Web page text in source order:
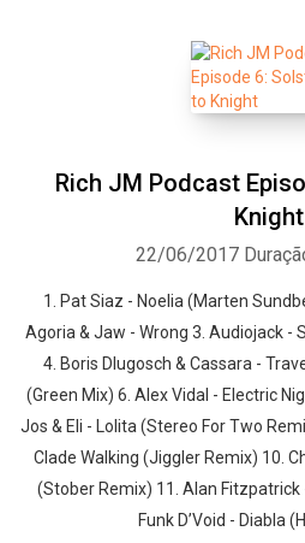
Rich JM Podcast
Knight
22/06/2017
1. Pat Siaz - Noelia (Marten
Agoria & Jaw - Wrong 3. Audiojack -
4. Boris Dlugosch & Cassara -
(Green Mix) 6. Alex Vidal - Electric
Jos & Eli - Lolita (Stereo For Two
Clade Walking (Jiggler Remix) 10.
(Stober Remix) 11. Alan Fitzpatrick
Funk D’Void - Diabla